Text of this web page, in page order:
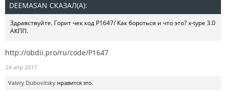
DEEMASAN СКАЗАЛ(А):
Здравствуйте. Горит чек код P1647/ Как бороться и что это? x-type 3.0
АКПП.
http://obdii.pro/ru/code/P1647
24 апр 2017
Valery Dubovitsky нравится это.